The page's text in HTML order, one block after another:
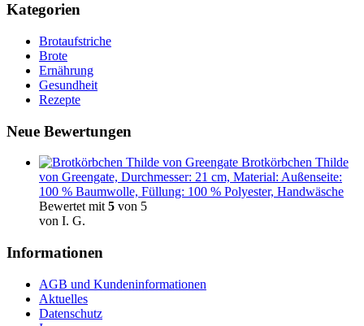
Kategorien
Brotaufstriche
Brote
Ernährung
Gesundheit
Rezepte
Neue Bewertungen
Brotkörbchen Thilde
von Greengate, Durchmesser: 21 cm, Material: Außenseite:
100 % Baumwolle, Füllung: 100 % Polyester, Handwäsche
Bewertet mit 5 von 5
von I. G.
Informationen
AGB und Kundeninformationen
Aktuelles
Datenschutz